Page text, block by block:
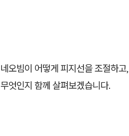
네오빔이 어떻게 피지선을 조절하
무엇인지 함께 살펴보겠습니다.